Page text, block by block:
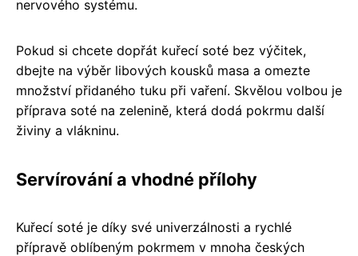
nervového systému.
Pokud si chcete dopřát kuřecí soté bez výčitek,
dbejte na výběr libových kousků masa a omezte
množství přidaného tuku při vaření. Skvělou volbou je
příprava soté na zelenině, která dodá pokrmu další
živiny a vlákninu.
Servírování a vhodné přílohy
Kuřecí soté je díky své univerzálnosti a rychlé
přípravě oblíbeným pokrmem v mnoha českých